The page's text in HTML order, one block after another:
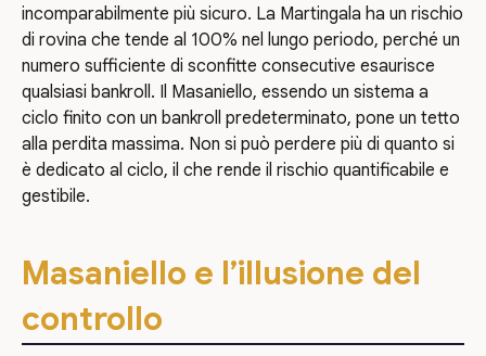
incomparabilmente più sicuro. La Martingala ha un rischio
di rovina che tende al 100% nel lungo periodo, perché un
numero sufficiente di sconfitte consecutive esaurisce
qualsiasi bankroll. Il Masaniello, essendo un sistema a
ciclo finito con un bankroll predeterminato, pone un tetto
alla perdita massima. Non si può perdere più di quanto si
è dedicato al ciclo, il che rende il rischio quantificabile e
gestibile.
Masaniello e l’illusione del
controllo